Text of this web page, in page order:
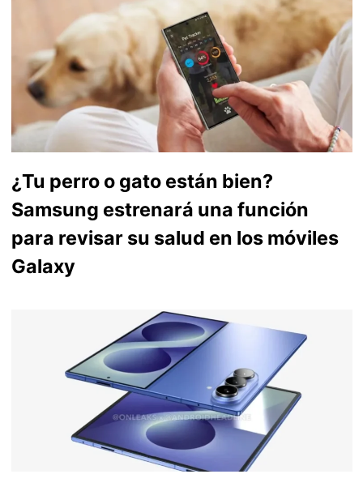
¿Tu perro o gato están bien?
Samsung estrenará una función
para revisar su salud en los móviles
Galaxy